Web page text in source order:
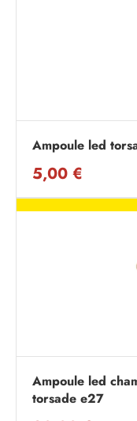
Ampoule led
5,00 €
Ampoule led
torsade e27